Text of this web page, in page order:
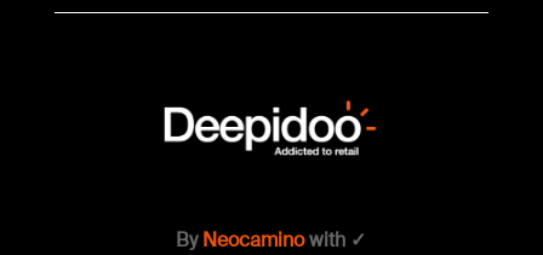
ByNeocaminowith ✓